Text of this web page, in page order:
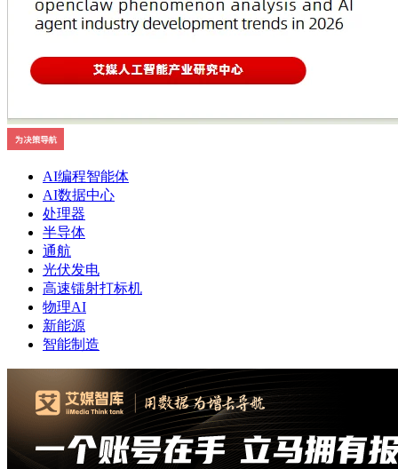
AI编程智能体
AI数据中心
处理器
半导体
通航
光伏发电
高速镭射打标机
物理AI
新能源
智能制造